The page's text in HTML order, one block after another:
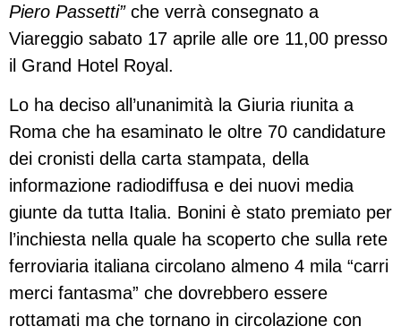
Piero Passetti”che verrà consegnato a
Viareggio sabato 17 aprile alle ore 11,00 presso
il Grand Hotel Royal.
Lo ha deciso all’unanimità la Giuria riunita a
Roma che ha esaminato le oltre 70 candidature
dei cronisti della carta stampata, della
informazione radiodiffusa e dei nuovi media
giunte da tutta Italia. Bonini è stato premiato per
l’inchiesta nella quale ha scoperto che sulla rete
ferroviaria italiana circolano almeno 4 mila “carri
merci fantasma” che dovrebbero essere
rottamati ma che tornano in circolazione con